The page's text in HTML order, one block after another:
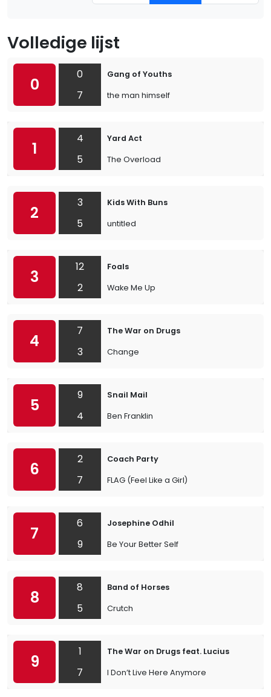
Volledige lijst
0
0
7
Gang of Youths
the man himself
1
4
5
Yard Act
The Overload
2
3
5
Kids With Buns
untitled
3
12
2
Foals
Wake Me Up
4
7
3
The War on Drugs
Change
5
9
4
Snail Mail
Ben Franklin
6
2
7
Coach Party
FLAG (Feel Like a Girl)
7
6
9
Josephine Odhil
Be Your Better Self
8
8
5
Band of Horses
Crutch
9
1
7
The War on Drugs feat. Lucius
I Don’t Live Here Anymore